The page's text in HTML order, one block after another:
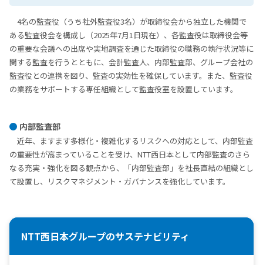
4名の監査役（うち社外監査役3名）が取締役会から独⽴した機関で
ある監査役会を構成し（2025年7⽉1⽇現在）、各監査役は取締役会等
の重要な会議への出席や実地調査を通じた取締役の職務の執⾏状況等に
関する監査を⾏うとともに、会計監査⼈、内部監査部、グループ会社の
監査役との連携を図り、監査の実効性を確保しています。また、監査役
の業務をサポートする専任組織として監査役室を設置しています。
内部監査部
近年、ますます多様化・複雑化するリスクへの対応として、内部監査
の重要性が高まっていることを受け、NTT西日本として内部監査のさら
なる充実・強化を図る観点から、「内部監査部」を社長直結の組織とし
て設置し、リスクマネジメント・ガバナンスを強化しています。
NTT西日本グループのサステナビリティ